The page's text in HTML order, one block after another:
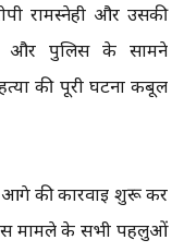
रामस्नेही और उसकी
और पुलिस के सामने
की पूरी घटना कबूल
की कार्रवाई शुरू कर
मामले के सभी पहलुओं